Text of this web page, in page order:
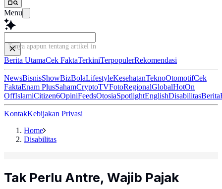
Menu
Tanya apapun tentang artikel ini...
Berita UtamaCek FaktaTerkiniTerpopulerRekomendasi
NewsBisnisShowBizBolaLifestyleKesehatanTeknoOtomotifCek
FaktaEnam PlusSahamCryptoTVFotoRegionalGlobalHotOn
OffIslamiCitizen6OpiniFeedsOtosiaSpotlightEnglishDisabilitasBerita
KontakKebijakan Privasi
Home
Disabilitas
Tak Perlu Antre, Wajib Pajak